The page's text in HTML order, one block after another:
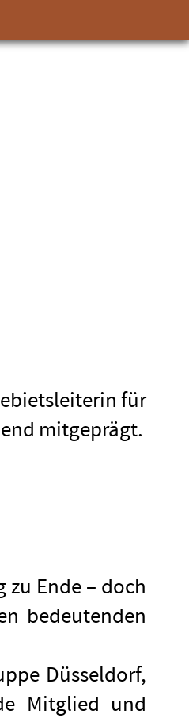
für
mitgeprägt.
zu Ende – doch
bedeutenden
Düsseldorf,
Mitglied und